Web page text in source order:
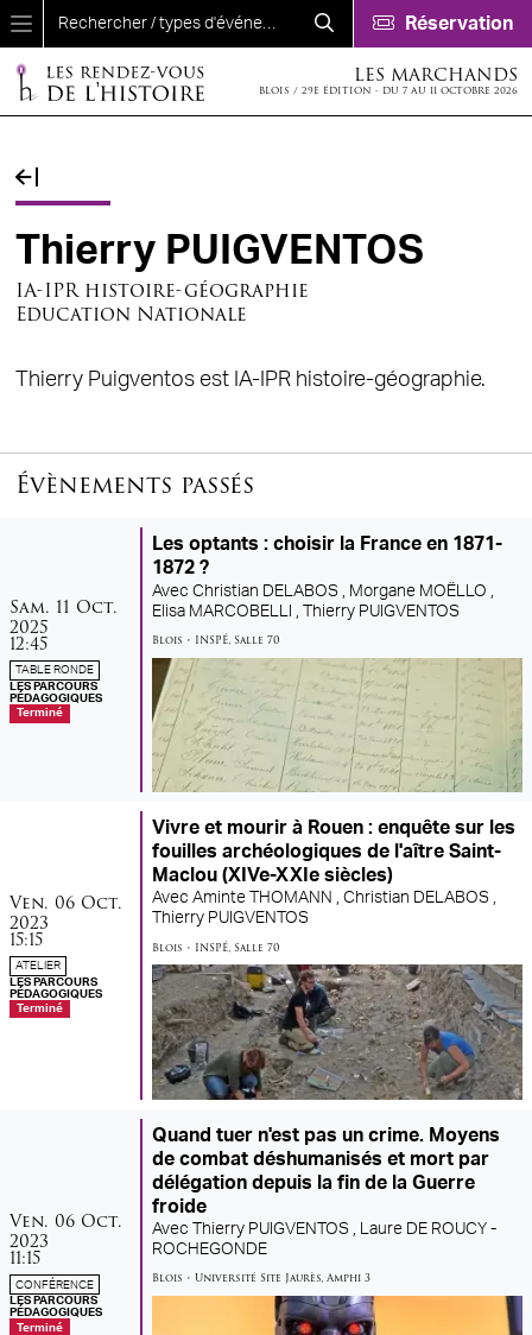
Aller au contenu principal
Réservation
LES MARCHANDS
BLOIS / 29E ÉDITION - DU 7 AU 11 OCTOBRE 2026
Thierry PUIGVENTOS
IA-IPR histoire-géographie
Education Nationale
Thierry Puigventos est IA-IPR histoire-géographie.
Évènements passés
samedi
Sam. 11 octobre
Oct.
2025
12:45
TABLE RONDE
LES PARCOURS
PÉDAGOGIQUES
Terminé
Les optants : choisir la France en 1871-
1872 ?
Avec Christian DELABOS ,
Morgane MOËLLO ,
Elisa MARCOBELLI , Thierry PUIGVENTOS
Blois • INSPÉ, Salle 70
vendredi
Ven. 06 octobre
Oct.
2023
15:15
ATELIER
LES PARCOURS
PÉDAGOGIQUES
Terminé
Vivre et mourir à Rouen : enquête sur les
fouilles archéologiques de l'aître Saint-
Maclou (XIVe-XXIe siècles)
Avec Aminte THOMANN , Christian DELABOS ,
Thierry PUIGVENTOS
Blois • INSPÉ, Salle 70
vendredi
Ven. 06 octobre
Oct.
2023
11:15
CONFÉRENCE
LES PARCOURS
PÉDAGOGIQUES
Terminé
Quand tuer n'est pas un crime. Moyens
de combat déshumanisés et mort par
délégation depuis la fin de la Guerre
froide
Avec Thierry PUIGVENTOS , Laure DE ROUCY -
ROCHEGONDE
Blois • Université Site Jaurès, Amphi 3